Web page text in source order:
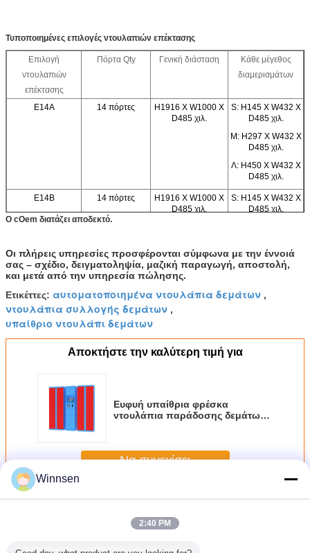
Τυποποιημένες επιλογές ντουλαπιών επέκτασης
Επιλογή
ντουλαπιών
επέκτασης
Πόρτα Qty Γενική διάσταση
Κάθε μέγεθος
διαμερισμάτων
E14A 14 πόρτες
H1916 Χ W1000 Χ
D485 χιλ.
S: H145 Χ W432 Χ
D485 χιλ.
Μ: H297 Χ W432 Χ
D485 χιλ.
Λ: H450 Χ W432 Χ
D485 χιλ.
E14B 14 πόρτες
H1916 Χ W1000 Χ
D485 χιλ.
S: H145 Χ W432 Χ
D485 χιλ.
XL: H602 Χ W432 Χ
D485 χιλ.
H1916 Χ W1000 Χ
D485 χιλ.
S: H145 Χ W432 Χ
D485 χιλ.
D485 χιλ.
Ο cOem διατάζει αποδεκτό.
Οι πλήρεις υπηρεσίες προσφέρονται σύμφωνα με την έννοιά
σας – σχέδιο, δειγματοληψία, μαζική παραγωγή, αποστολή,
και μετά από την υπηρεσία πώλησης.
Ετικέττες: αυτοματοποιημένα ντουλάπια δεμάτων ,
ντουλάπια συλλογής δεμάτων ,
υπαίθριο ντουλάπι δεμάτων
Αποκτήστε την καλύτερη τιμή για
Ευφυή υπαίθρια φρέσκα
ντουλάπια παράδοσης δεμάτων
Να συνεχίσει
ΠερισσότεροιΝτουλάπια παράδοσης δεμάτων
Winnsen
2:40 PM